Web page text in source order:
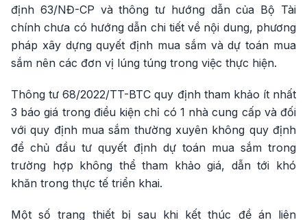
định 63/NĐ-CP và thông tư hướng dẫn của Bộ Tài
chính chưa có hướng dẫn chi tiết về nội dung, phương
pháp xây dựng quyết định mua sắm và dự toán mua
sắm nên các đơn vị lúng túng trong việc thực hiện.
Thông tư 68/2022/TT-BTC quy định tham khảo ít nhất
3 báo giá trong điều kiện chỉ có 1 nhà cung cấp và đối
với quy định mua sắm thường xuyên không quy định
để chủ đầu tư quyết định dự toán mua sắm trong
trường hợp không thể tham khảo giá, dẫn tới khó
khăn trong thực tế triển khai.
Một số trang thiết bị sau khi kết thúc đề án liên